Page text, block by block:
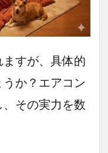
ますが、具体的
か？エアコン
その実力を数